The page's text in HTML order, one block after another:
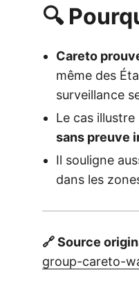
🔍
Careto
même des
surveillance
Le cas
sans preuve
Il souligne
dans les
🔗 Source
group-careto-